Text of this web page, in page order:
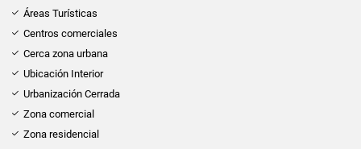
Áreas Turísticas
Centros comerciales
Cerca zona urbana
Ubicación Interior
Urbanización Cerrada
Zona comercial
Zona residencial